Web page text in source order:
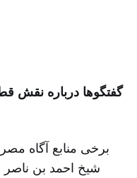
گفتگوها درباره
برخی منابع آگاه
شیخ احمد بن